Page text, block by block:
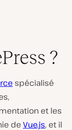
?
spécialisé
et les
de Vue.js, et il